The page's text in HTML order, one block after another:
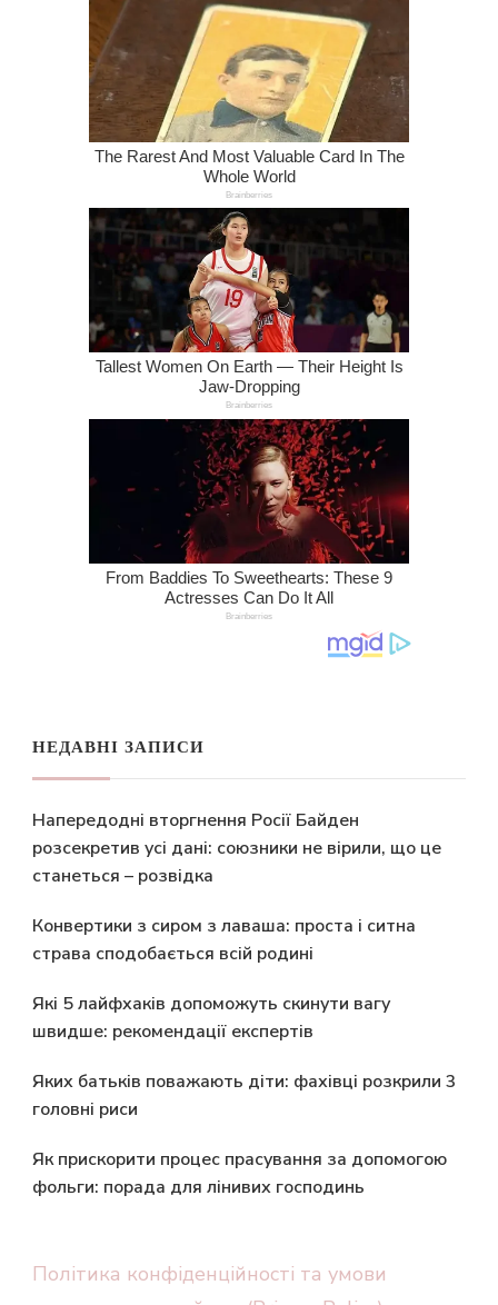
НЕДАВНІ ЗАПИСИ
Напередодні вторгнення Росії Байден
розсекретив усі дані: союзники не вірили, що це
станеться – розвідка
Конвертики з сиром з лаваша: проста і ситна
страва сподобається всій родині
Які 5 лайфхаків допоможуть скинути вагу
швидше: рекомендації експертів
Яких батьків поважають діти: фахівці розкрили 3
головні риси
Як прискорити процес прасування за допомогою
фольги: порада для лінивих господинь
Політика конфіденційності та умови